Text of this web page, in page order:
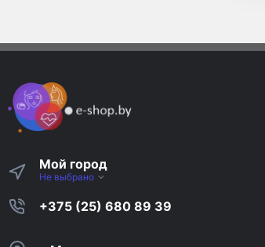
Мой город
Не выбрано
+375 (25) 680 89 39